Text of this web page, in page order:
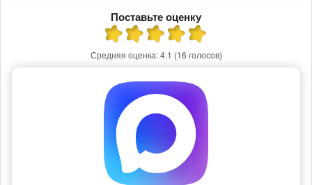
Поставьте оценку
Средняя оценка:4.1 (16 голосов)